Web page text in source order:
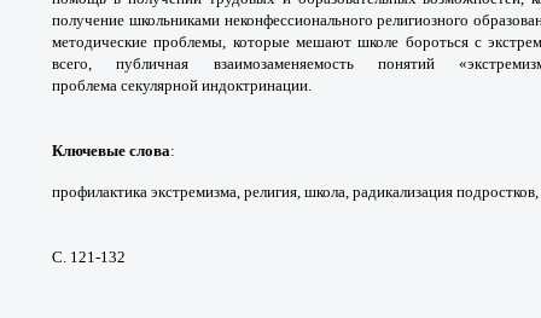
получение школьниками неконфессионального религиозного
методические проблемы, которые мешают школе бороться с
всего, публичная взаимозаменяемость понятий
проблема секулярной индоктринации.
Ключевые слова:
профилактика экстремизма, религия, школа, радикализация подростков,
С. 121-132